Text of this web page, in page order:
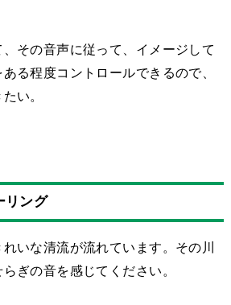
その音声に従って、イメージして
る程度コントロールできるので、
い。
リング
いな清流が流れています。その川
ぎの音を感じてください。